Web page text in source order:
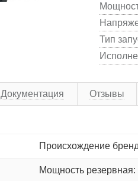
Тип
Документация Отзывы
Происхождение
Мощность резервная: